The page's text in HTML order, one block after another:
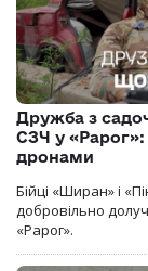
Дружба з
СЗЧ у
дронами
Бійці «Ширан» і
добровільно
«Рарог».